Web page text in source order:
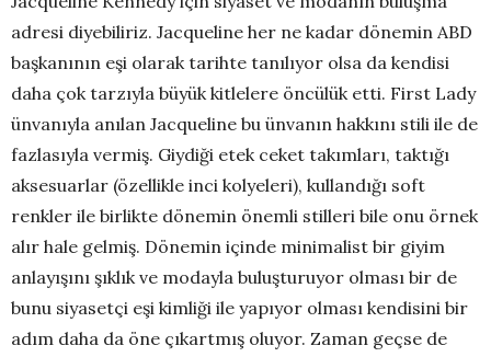
adresi diyebiliriz. Jacqueline her ne kadar dönemin ABD
başkanının eşi olarak tarihte tanılıyor olsa da kendisi
daha çok tarzıyla büyük kitlelere öncülük etti. First Lady
ünvanıyla anılan Jacqueline bu ünvanın hakkını stili ile de
fazlasıyla vermiş. Giydiği etek ceket takımları, taktığı
aksesuarlar (özellikle inci kolyeleri), kullandığı soft
renkler ile birlikte dönemin önemli stilleri bile onu örnek
alır hale gelmiş. Dönemin içinde minimalist bir giyim
anlayışını şıklık ve modayla buluşturuyor olması bir de
bunu siyasetçi eşi kimliği ile yapıyor olması kendisini bir
adım daha da öne çıkartmış oluyor. Zaman geçse de